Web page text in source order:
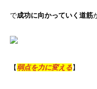
で成功に向かっていく道筋
【弱点を力に変える】